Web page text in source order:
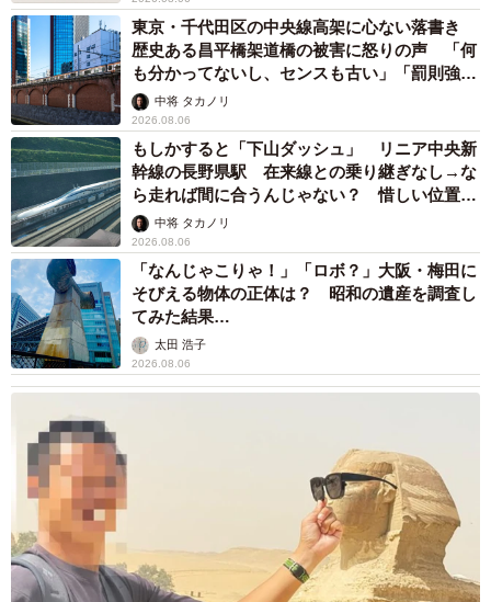
東京・千代田区の中央線高架に心ない落書き
歴史ある昌平橋架道橋の被害に怒りの声 「何
も分かってないし、センスも古い」「罰則強化
して」中将 タカノリ
2026.08.06
もしかすると「下山ダッシュ」 リニア中央新
幹線の長野県駅 在来線との乗り継ぎなし→な
ら走れば間に合うんじゃない？ 惜しい位置関
係が反響
中将 タカノリ
2026.08.06
「なんじゃこりゃ！」「ロボ？」大阪・梅田に
そびえる物体の正体は？ 昭和の遺産を調査し
てみた結果…
太田 浩子
2026.08.06